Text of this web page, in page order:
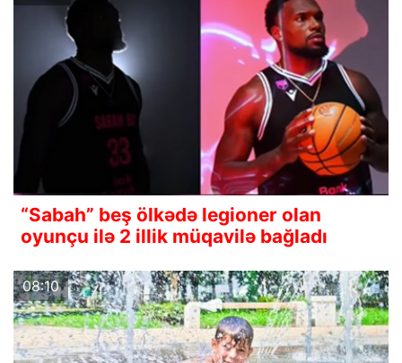
“Sabah” beş ölkədə legioner olan
oyunçu ilə 2 illik müqavilə bağladı
08:10